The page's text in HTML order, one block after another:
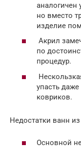
аналогичен
но вместо
изделие
Акрил
по
процедур.
упасть
ковриков.
Недостатки ванн
Основной